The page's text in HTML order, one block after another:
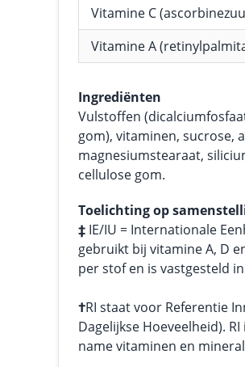
Vitamine C
Vitamine A
Ingrediënten
Vulstoffen
gom), vitaminen, sucrose,
magnesiumstearaat,
cellulose gom.
Toelichting op
‡ IE/IU = Internationale
gebruikt bij vitamine A, D
per stof en is vastgesteld
†RI staat voor Referentie
Dagelijkse Hoeveelheid).
name vitaminen en